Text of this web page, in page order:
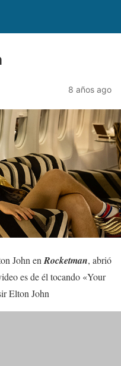
8 años ago
John enRocketman, abrió
es de él tocando «Your
Elton John